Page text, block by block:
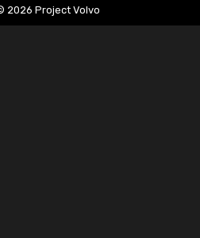
2026 Project Volvo